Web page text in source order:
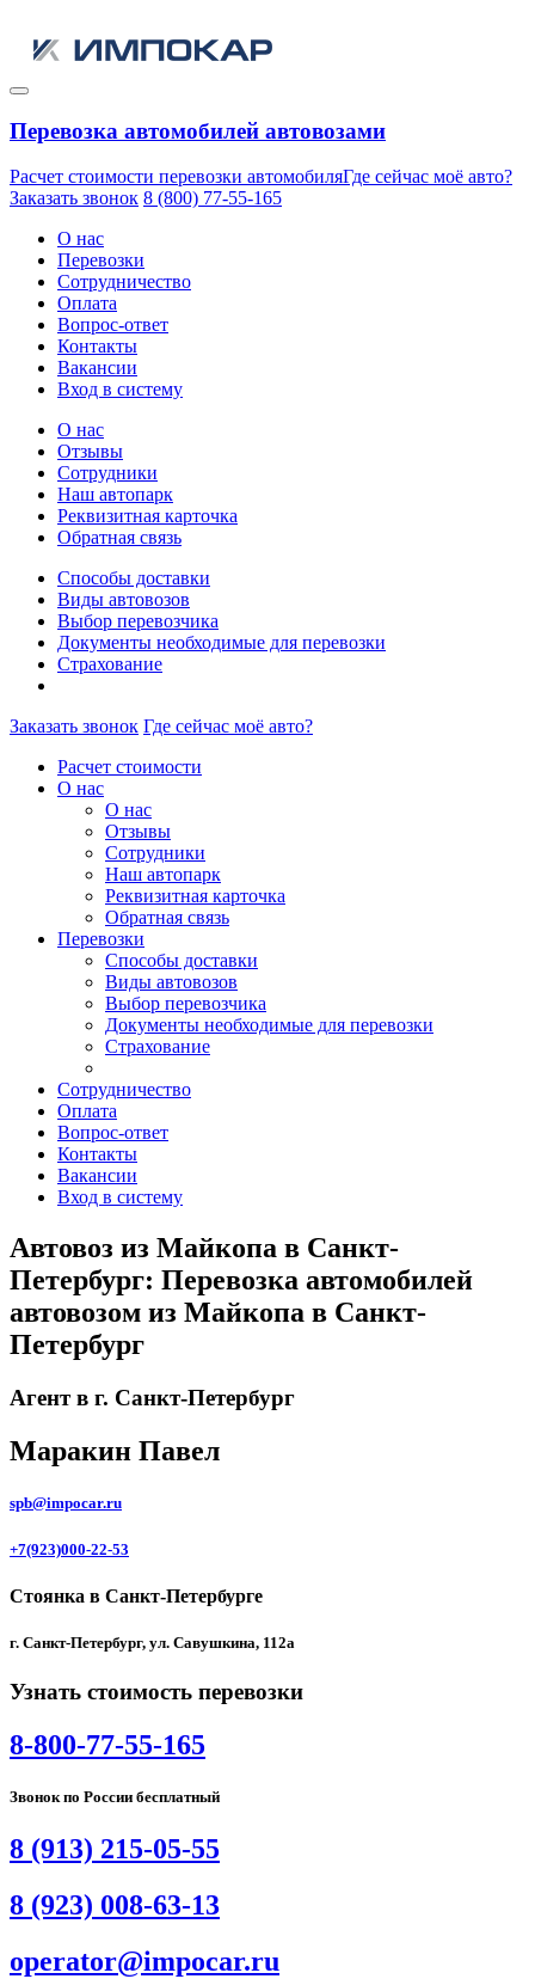
Перевозка автомобилей автовозами
Расчет стоимости перевозки автомобиляГде сейчас моё авто?
Заказать звонок 8 (800) 77-55-165
О нас
Перевозки
Сотрудничество
Оплата
Вопрос-ответ
Контакты
Вакансии
Вход в систему
О нас
Отзывы
Сотрудники
Наш автопарк
Реквизитная карточка
Обратная связь
Способы доставки
Виды автовозов
Выбор перевозчика
Документы необходимые для перевозки
Страхование
Заказать звонок Где сейчас моё авто?
Расчет стоимости
О нас
О нас
Отзывы
Сотрудники
Наш автопарк
Реквизитная карточка
Обратная связь
Перевозки
Способы доставки
Виды автовозов
Выбор перевозчика
Документы необходимые для перевозки
Страхование
Сотрудничество
Оплата
Вопрос-ответ
Контакты
Вакансии
Вход в систему
Автовоз из Майкопа в Санкт-
Петербург: Перевозка автомобилей
автовозом из Майкопа в Санкт-
Петербург
Агент в г. Санкт-Петербург
Маракин Павел
spb@impocar.ru
+7(923)000-22-53
Стоянка в Санкт-Петербурге
г. Санкт-Петербург, ул. Савушкина, 112а
Узнать стоимость перевозки
8-800-77-55-165
Звонок по России бесплатный
8 (913) 215-05-55
8 (923) 008-63-13
operator@impocar.ru